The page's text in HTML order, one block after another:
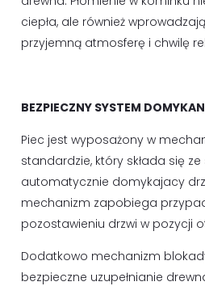
ciepła, ale również
przyjemną atmosferę i chwilę
BEZPIECZNY SYSTEM
Piec jest wyposażony w
standardzie, który składa się
automatycznie domykajacy
mechanizm zapobiega
pozostawieniu drzwi w pozycji
Dodatkowo mechanizm
bezpieczne uzupełnianie